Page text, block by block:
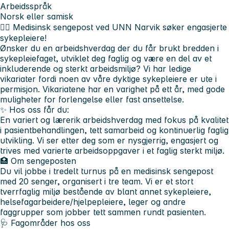
Arbeidsspråk
Norsk eller samisk
👩‍⚕️ Medisinsk sengepost ved UNN Narvik søker engasjerte
sykepleiere!
Ønsker du en arbeidshverdag der du får brukt bredden i
sykepleiefaget, utviklet deg faglig og være en del av et
inkluderende og sterkt arbeidsmiljø? Vi har ledige
vikariater fordi noen av våre dyktige sykepleiere er ute i
permisjon. Vikariatene har en varighet på ett år, med gode
muligheter for forlengelse eller fast ansettelse.
✨ Hos oss får du:
En variert og lærerik arbeidshverdag med fokus på kvalitet
i pasientbehandlingen, tett samarbeid og kontinuerlig faglig
utvikling. Vi ser etter deg som er nysgjerrig, engasjert og
trives med varierte arbeidsoppgaver i et faglig sterkt miljø.
🏥 Om sengeposten
Du vil jobbe i tredelt turnus på en medisinsk sengepost
med 20 senger, organisert i tre team. Vi er et stort
tverrfaglig miljø bestående av blant annet sykepleiere,
helsefagarbeidere/hjelpepleiere, leger og andre
faggrupper som jobber tett sammen rundt pasienten.
🩺 Fagområder hos oss